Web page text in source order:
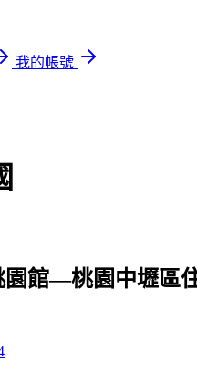
我的帳號
館—桃園中壢區